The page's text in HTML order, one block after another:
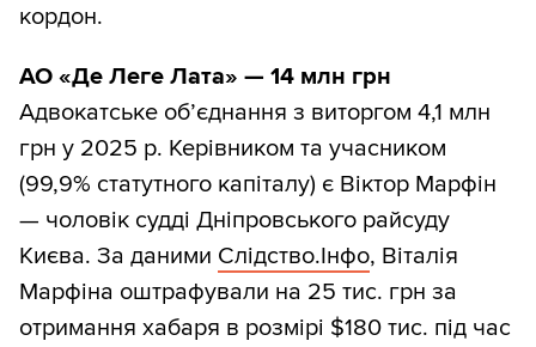
кордон.
АО «Де Леге Лата» — 14 млн грн
Адвокатське обʼєднання з виторгом 4,1 млн
грн у 2025 р. Керівником та учасником
(99,9% статутного капіталу) є Віктор Марфін
— чоловік судді Дніпровського райсуду
Києва. За даними Слідство.Інфо, Віталія
Марфіна оштрафували на 25 тис. грн за
отримання хабаря в розмірі $180 тис. під час